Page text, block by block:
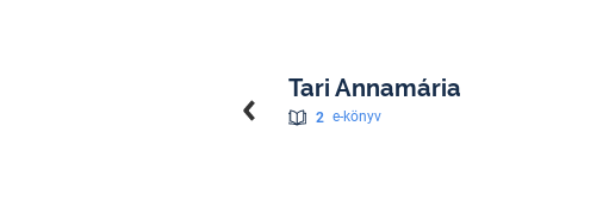
Tari Annamária
2 e-könyv